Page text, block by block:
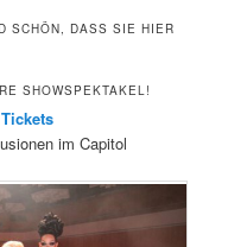
SCHÖN, DASS SIE HIER
SHOWSPEKTAKEL!
im Capitol